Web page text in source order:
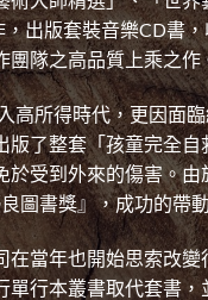
出版套裝音樂CD書
團隊之高品質上乘之作
高所得時代，更因面
版了整套「孩童完全
於受到外來的傷害。
圖書獎』，成功的帶
在當年也開始思索改
單行本叢書取代套書